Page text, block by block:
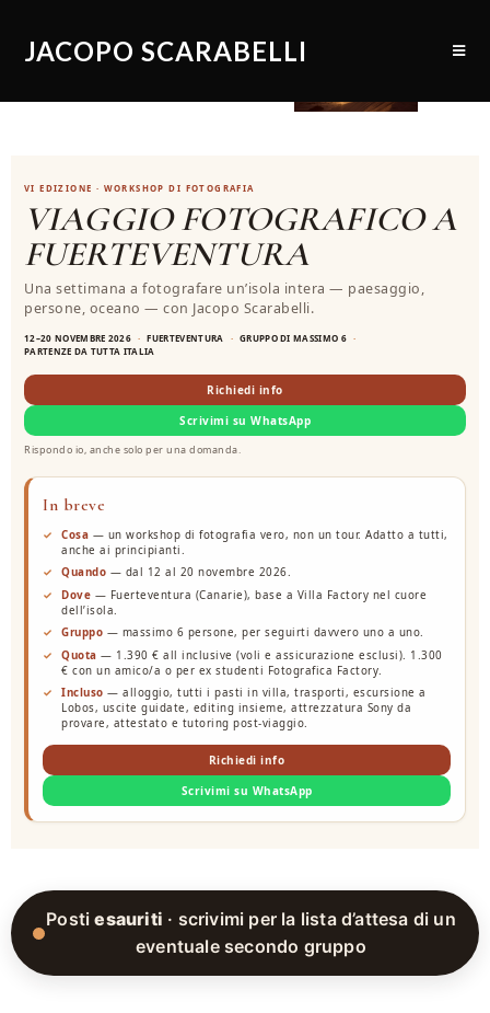
JACOPO SCARABELLI
VI EDIZIONE · WORKSHOP DI FOTOGRAFIA
VIAGGIO FOTOGRAFICO A
FUERTEVENTURA
Una settimana a fotografare un’isola intera — paesaggio,
persone, oceano — con Jacopo Scarabelli.
12–20 NOVEMBRE 2026 FUERTEVENTURA
GRUPPO DI MASSIMO 6
PARTENZE DA TUTTA ITALIA
Richiedi info
Scrivimi su WhatsApp
Rispondo io, anche solo per una domanda.
In breve
Cosa — un workshop di fotografia vero, non un tour. Adatto a tutti,
anche ai principianti.
Quando — dal 12 al 20 novembre 2026.
Dove — Fuerteventura (Canarie), base a Villa Factory nel cuore
dell’isola.
Gruppo — massimo 6 persone, per seguirti davvero uno a uno.
Quota — 1.390 € all inclusive (voli e assicurazione esclusi). 1.300
€ con un amico/a o per ex studenti Fotografica Factory.
Incluso — alloggio, tutti i pasti in villa, trasporti, escursione a
Lobos, uscite guidate, editing insieme, attrezzatura Sony da
provare, attestato e tutoring post-viaggio.
Richiedi info
Scrivimi su WhatsApp
Postiesauriti · scrivimi per la lista d’attesa di un
eventuale secondo gruppo